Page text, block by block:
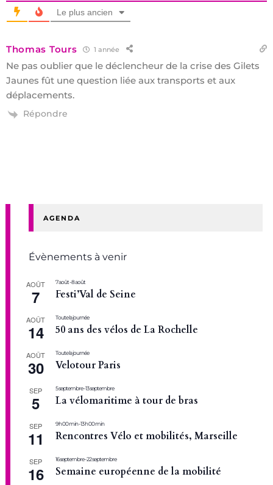
Le plus ancien
Thomas Tours 1 année
Ne pas oublier que le déclencheur de la crise des Gilets
Jaunes fût une question liée aux transports et aux
déplacements.
Répondre
AGENDA
Évènements à venir
AOÛT
7
7 août-8 août
Festi’Val de Seine
AOÛT
14
Toute la journée
50 ans des vélos de La Rochelle
AOÛT
30
Toute la journée
Velotour Paris
SEP
5
5 septembre-13 septembre
La vélomaritime à tour de bras
SEP
11
9 h 00 min-13 h 00 min
Rencontres Vélo et mobilités, Marseille
SEP
16
16 septembre-22 septembre
Semaine européenne de la mobilité